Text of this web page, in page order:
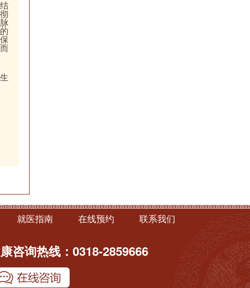
就医指南 在线预约 联系我们
咨询热线：0318-2859666